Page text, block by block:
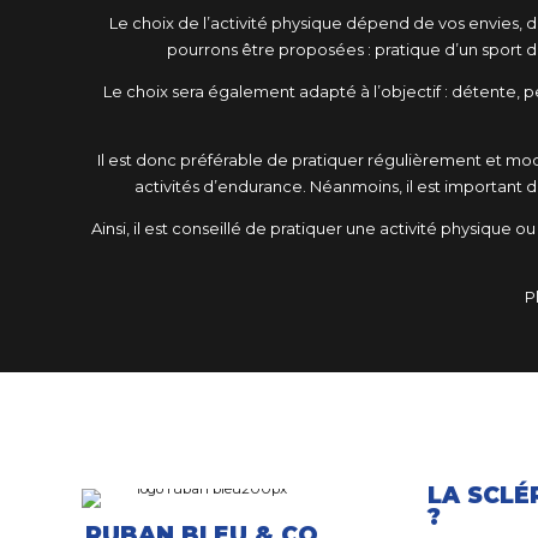
Le choix de l’activité physique dépend de vos
pourrons être proposées : pratique d’un sport
Le choix sera également adapté à l’objectif : détente,
Il est donc préférable de pratiquer régulièrement et
activités d’endurance. Néanmoins, il est
Ainsi, il est conseillé de pratiquer une activité physique
LA
?